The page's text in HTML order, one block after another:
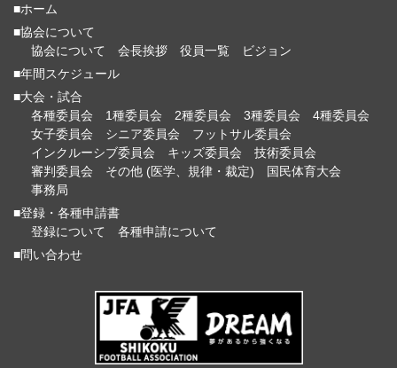
■ホーム
■協会について
協会について
会長挨拶 役員一覧
ビジョン
■年間スケジュール
■大会・試合
各種委員会
1種委員会 2種委員会 3種委員会
4種委員会
女子委員会
シニア委員会
フットサル委員会
インクルーシブ委員会
キッズ委員会
技術委員会
審判委員会
その他 (医学、規律・裁定)
国民体育大会
事務局
■登録・各種申請書
登録について
各種申請について
■問い合わせ